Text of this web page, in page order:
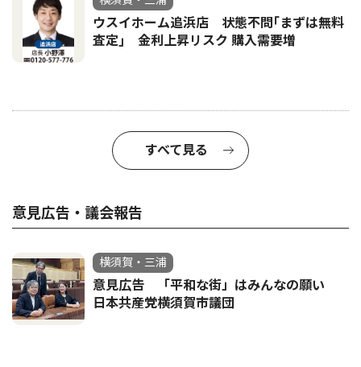
ウスイホーム追浜店 状態不問｢まずは無料
査定｣ 金利上昇リスク 購入需要増
すべて見る
意見広告・議会報告
横須賀・三浦
意見広告 「平和な街」はみんなの願い
日本共産党横須賀市議団